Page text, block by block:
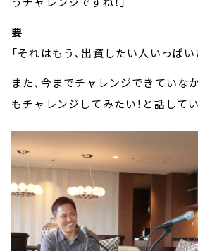
要
「それはもう、出資したい人いっぱい
また、今までチャレンジできていな
もチャレンジしてみたい！と話してい